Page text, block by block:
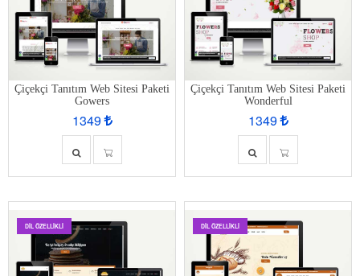
Çiçekçi Tanıtım Web Sitesi Paketi
Gowers
1349
Çiçekçi Tanıtım Web Sitesi Paketi
Wonderful
1349
DIL ÖZELLIKLI DIL ÖZELLIKLI